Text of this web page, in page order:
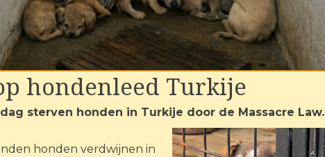
hondenleed Turkije
sterven honden in Turkije door de Massacre Law.
honden verdwijnen in